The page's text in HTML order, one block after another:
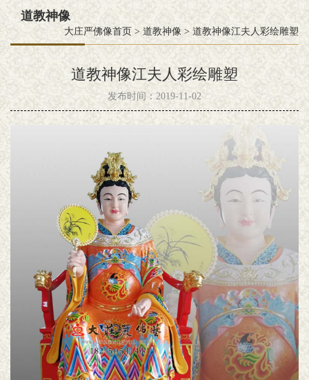
道教神像
大庄严佛像首页 > 道教神像 > 道教神像江夫人彩绘雕塑
道教神像江夫人彩绘雕塑
发布时间：2019-11-02